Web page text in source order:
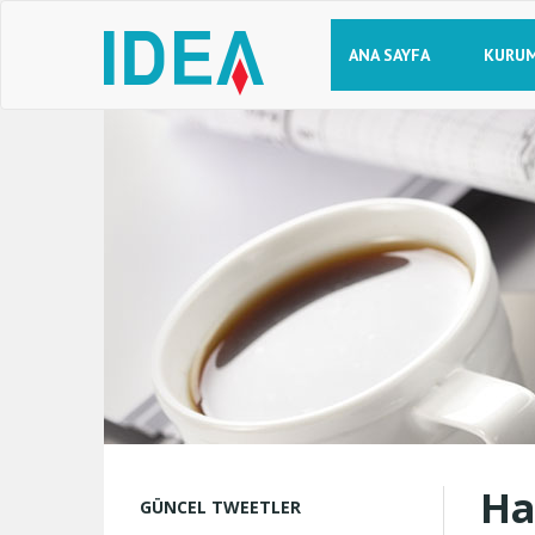
ANA SAYFA
GÜNCEL TWEETLER